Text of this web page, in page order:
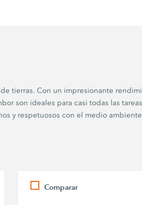
tierras. Con un impresionante
son ideales para casi todas las
y respetuosos con el medio
Comparar